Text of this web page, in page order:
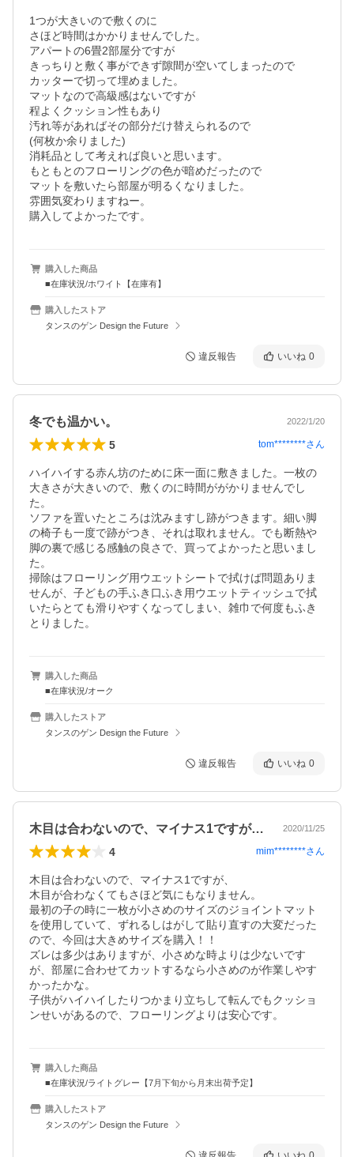
1つが大きいので敷くのに
さほど時間はかかりませんでした。
アパートの6畳2部屋分ですが
きっちりと敷く事ができず隙間が空いてしまったので
カッターで切って埋めました。
マットなので高級感はないですが
程よくクッション性もあり
汚れ等があればその部分だけ替えられるので
(何枚か余りました)
消耗品として考えれば良いと思います。
もともとのフローリングの色が暗めだったので
マットを敷いたら部屋が明るくなりました。
雰囲気変わりますねー。
購入してよかったです。
購入した商品
■在庫状況/ホワイト【在庫有】
購入したストア
タンスのゲン Design the Future
違反報告 いいね 0
冬でも温かい。 2022/1/20
5 tom********さん
ハイハイする赤ん坊のために床一面に敷きました。一枚の
大きさが大きいので、敷くのに時間ががかりませんでし
た。
ソファを置いたところは沈みますし跡がつきます。細い脚
の椅子も一度で跡がつき、それは取れません。でも断熱や
脚の裏で感じる感触の良さで、買ってよかったと思いまし
た。
掃除はフローリング用ウエットシートで拭けば問題ありま
せんが、子どもの手ふき口ふき用ウエットティッシュで拭
いたらとても滑りやすくなってしまい、雑巾で何度もふき
とりました。
購入した商品
■在庫状況/オーク
購入したストア
タンスのゲン Design the Future
違反報告 いいね 0
木目は合わないので、マイナス1ですが、… 2020/11/25
4 mim********さん
木目は合わないので、マイナス1ですが、
木目が合わなくてもさほど気にもなりません。
最初の子の時に一枚が小さめのサイズのジョイントマット
を使用していて、ずれるしはがして貼り直すの大変だった
ので、今回は大きめサイズを購入！！
ズレは多少はありますが、小さめな時よりは少ないです
が、部屋に合わせてカットするなら小さめのが作業しやす
かったかな。
子供がハイハイしたりつかまり立ちして転んでもクッショ
ンせいがあるので、フローリングよりは安心です。
購入した商品
■在庫状況/ライトグレー【7月下旬から月末出荷予定】
購入したストア
タンスのゲン Design the Future